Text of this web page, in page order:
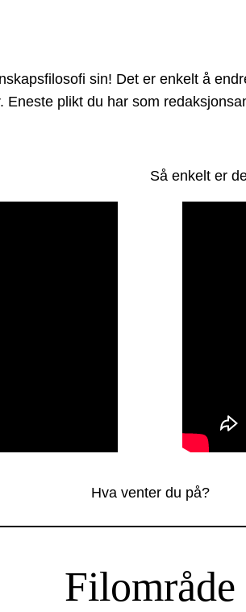
sin! Det er enkelt å
plikt du har som
Så enkelt er
Hva venter du på?
Filområde